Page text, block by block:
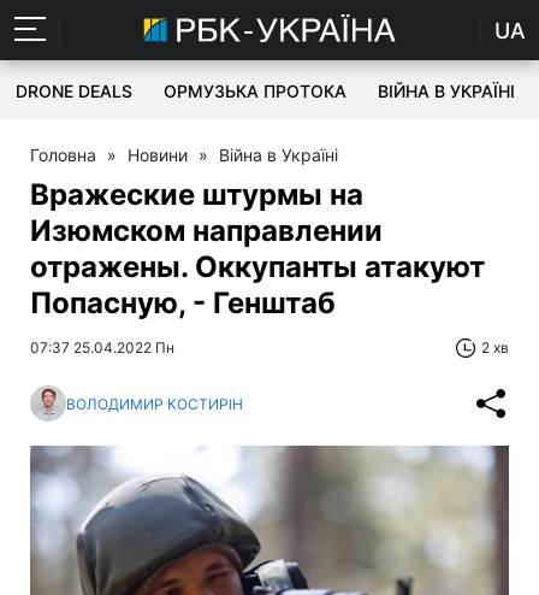
UA
DRONE DEALS ОРМУЗЬКА ПРОТОКА ВІЙНА В УКРАЇНІ
Головна » Новини » Війна в Україні
Вражеские штурмы на
Изюмском направлении
отражены. Оккупанты атакуют
Попасную, - Генштаб
07:37 25.04.2022 Пн 2 хв
ВОЛОДИМИР КОСТИРІН